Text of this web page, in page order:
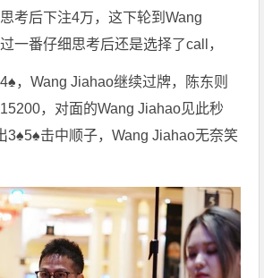
考后下注4万，这下轮到Wang
一番仔细思考后还是选择了call，
，Wang Jiahao继续过牌，陈东则
，对面的Wang Jiahao见此秒
3♠️5♠️击中顺子，Wang Jiahao无奈笑